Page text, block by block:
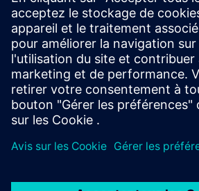
spécialisée dans les informations
technologiques de Gartner et ne
interprétées comme des déclarations
décline toute garantie, expresse ou
cette publication, y compris toute
marchande ou d'adéquation à un
GARTNER est une marque déposée de
ses filiales.